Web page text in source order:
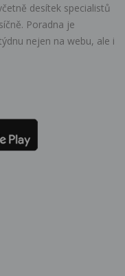
desítek specialistů
Poradna je
nejen na webu, ale i